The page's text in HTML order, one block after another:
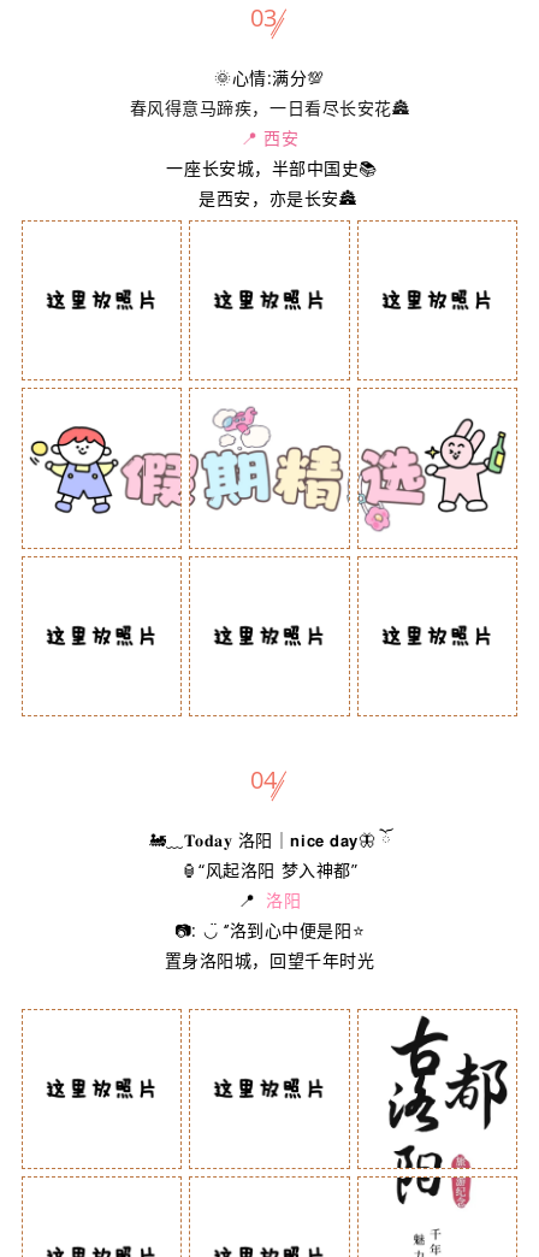
03
🌞心情:满分💯
春风得意马蹄疾，一日看尽长安花🏯
📍 西安
一座长安城，半部中国史📚
是西安，亦是长安🏯
04
🚂﹏𝐓𝐨𝐝𝐚𝐲 洛阳｜𝗻𝗶𝗰𝗲 𝗱𝗮𝘆🦋 ོ
🏮“风起洛阳 梦入神都”
📍 洛阳
📷: ◡̈ ‘’洛到心中便是阳⭐
置身洛阳城，回望千年时光